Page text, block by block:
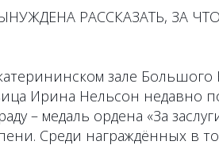
РАССКАЗАТЬ, ЗА
зале Большого
Ирина Нельсон недавно
– медаль ордена «За
Среди награждённых в